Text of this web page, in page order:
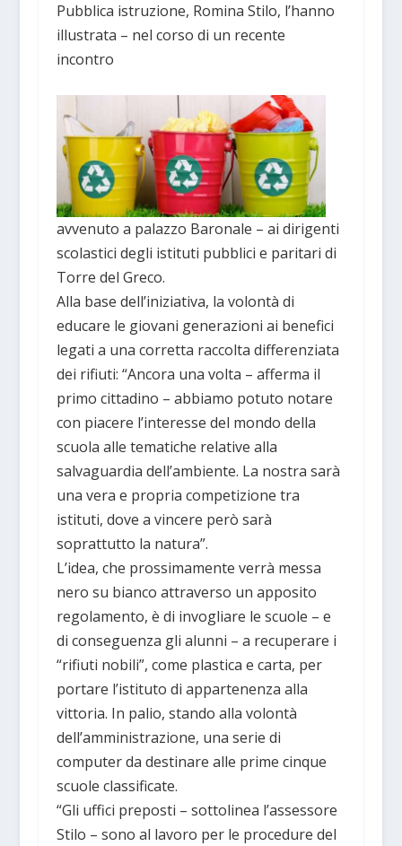
Pubblica istruzione, Romina Stilo, l’hanno
illustrata – nel corso di un recente
incontro
avvenuto a palazzo Baronale – ai dirigenti
scolastici degli istituti pubblici e paritari di
Torre del Greco.
Alla base dell’iniziativa, la volontà di
educare le giovani generazioni ai benefici
legati a una corretta raccolta differenziata
dei rifiuti: “Ancora una volta – afferma il
primo cittadino – abbiamo potuto notare
con piacere l’interesse del mondo della
scuola alle tematiche relative alla
salvaguardia dell’ambiente. La nostra sarà
una vera e propria competizione tra
istituti, dove a vincere però sarà
soprattutto la natura”.
L’idea, che prossimamente verrà messa
nero su bianco attraverso un apposito
regolamento, è di invogliare le scuole – e
di conseguenza gli alunni – a recuperare i
“rifiuti nobili”, come plastica e carta, per
portare l’istituto di appartenenza alla
vittoria. In palio, stando alla volontà
dell’amministrazione, una serie di
computer da destinare alle prime cinque
scuole classificate.
“Gli uffici preposti – sottolinea l’assessore
Stilo – sono al lavoro per le procedure del